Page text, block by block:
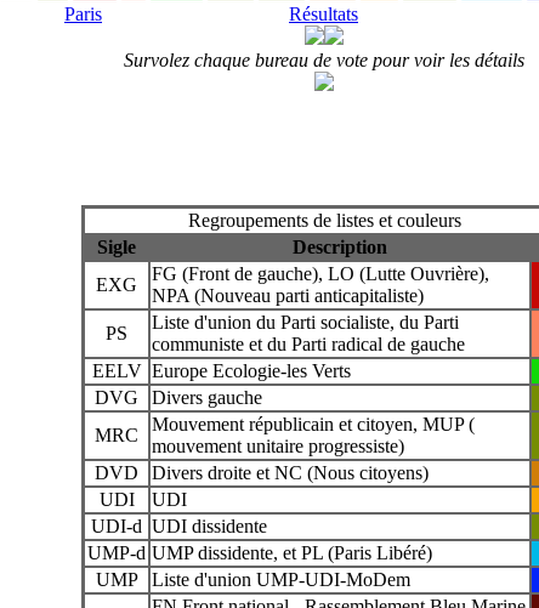
Paris
Résultats
Survolez chaque bureau de vote pour voir les détails
Regroupements de listes et couleurs
Sigle
Description
EXG
FG (Front de gauche), LO (Lutte Ouvrière),
NPA (Nouveau parti anticapitaliste)
PS
Liste d'union du Parti socialiste, du Parti
communiste et du Parti radical de gauche
EELV Europe Ecologie-les Verts
DVG
Divers gauche
MRC
Mouvement républicain et citoyen, MUP (
mouvement unitaire progressiste)
DVD
Divers droite et NC (Nous citoyens)
UDI
UDI
UDI-d UDI dissidente
UMP-d UMP dissidente, et PL (Paris Libéré)
UMP
Liste d'union UMP-UDI-MoDem